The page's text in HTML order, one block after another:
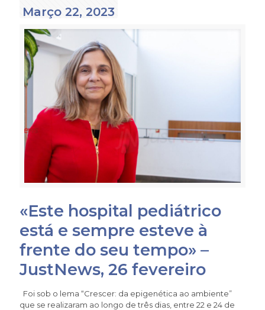
Março 22, 2023
«Este hospital pediátrico
está e sempre esteve à
frente do seu tempo» –
JustNews, 26 fevereiro
Foi sob o lema “Crescer: da epigenética ao ambiente”
que se realizaram ao longo de três dias, entre 22 e 24 de